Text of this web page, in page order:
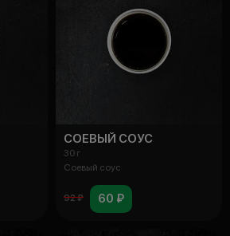
СОЕВЫЙ СОУС
30 г
Соевый соус
92 ₽ 60 ₽